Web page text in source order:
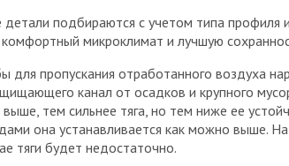
подбираются с учетом типа профиля
микроклимат и лучшую
пропускания отработанного воздуха
канал от осадков и крупного
тем сильнее тяга, но тем ниже ее
она устанавливается как можно выше.
тяги будет недостаточно.